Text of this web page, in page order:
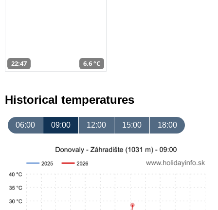
22:47 6,6 °C
Historical temperatures
06:00 09:00 12:00 15:00 18:00